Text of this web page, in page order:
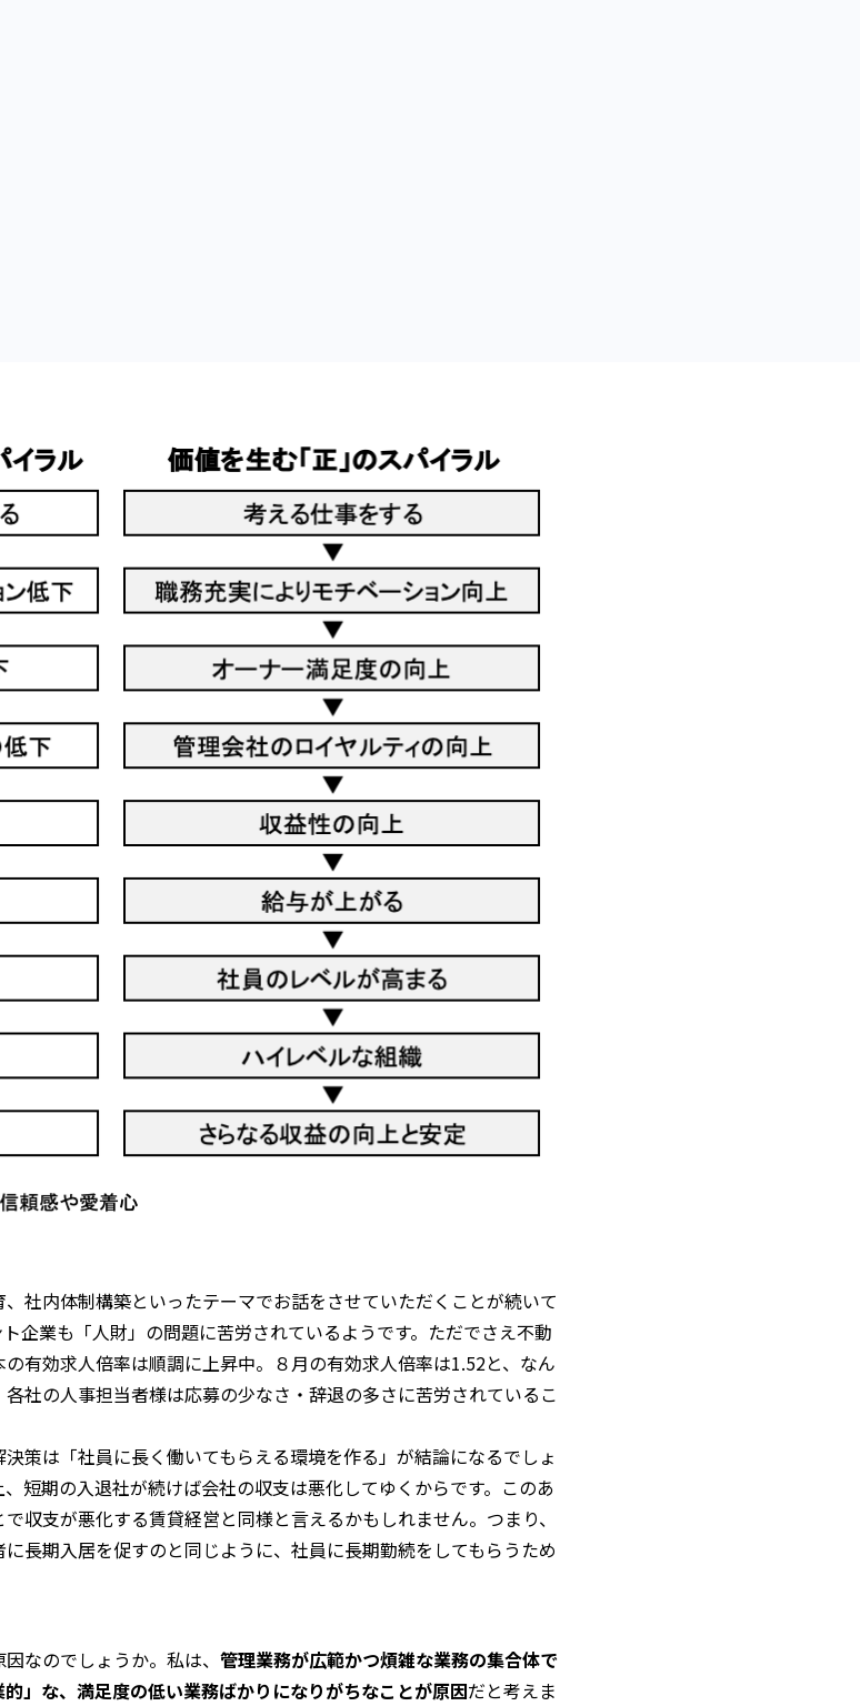
社内体制構築といったテーマでお話をさせていただくことが続いて
企業も「人財」の問題に苦労されているようです。ただでさえ不動
有効求人倍率は順調に上昇中。８月の有効求人倍率は1.52と、なん
社の人事担当者様は応募の少なさ・辞退の多さに苦労されているこ
策は「社員に長く働いてもらえる環境を作る」が結論になるでしょ
短期の入退社が続けば会社の収支は悪化してゆくからです。このあ
収支が悪化する賃貸経営と同様と言えるかもしれません。つまり、
長期入居を促すのと同じように、社員に長期勤続をしてもらうため
なのでしょうか。私は、 管理業務が広範かつ煩雑な業務の集合体で
」な、満足度の低い業務ばかりになりがちなことが原因だと考えま